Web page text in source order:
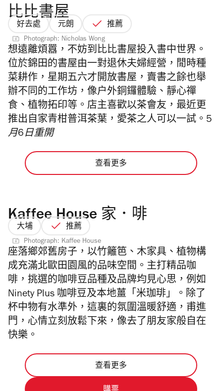
比比書屋
好去處 元朗 推薦
Photograph: Nicholas Wong
想遠離煩囂，不妨到比比書屋投入書中世界。
位於錦田的書屋由一對退休夫婦經營，閒時種
菜耕作，星期五六才開放書屋，賣書之餘也舉
辦不同的工作坊，像户外銅鑼體驗、靜心禪
食、植物拓印等。店主喜歡以茶會友，最近更
推出自家青柑普洱茶葉，愛茶之人可以一試。 5
月6日重開
查看更多
Kaffee House 家．啡
大埔 推薦
Photograph: Kaffee House
座落鄉郊舊房子，以竹籬笆、木家具、植物構
成充滿北歐田園風的品味空間。 主打精品咖
啡，挑選的咖啡豆品種及品牌均見心思，例如
Ninety Plus 咖啡豆及本地薑「米珈琲」。 除了
杯中物有水準外 ，這裏的氛圍溫暖舒適，甫進
門，心情立刻放鬆下來，像去了朋友家般自在
快樂。
查看更多